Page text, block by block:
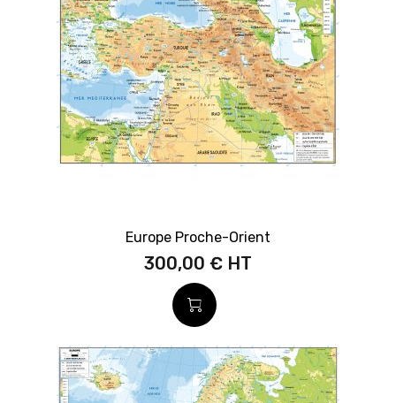
Europe Proche-Orient
300,00 €